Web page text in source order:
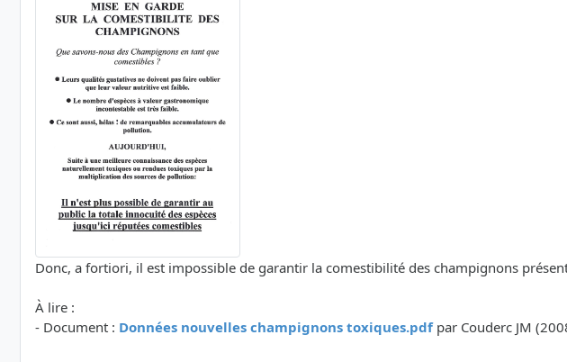
Donc, a fortiori, il est impossible de garantir la comestibilité des champignons
À lire :
- Document : Données nouvelles champignons toxiques.pdfpar Couderc JM